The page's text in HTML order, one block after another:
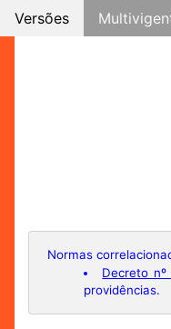
Versões
Normas
Decreto
providências.